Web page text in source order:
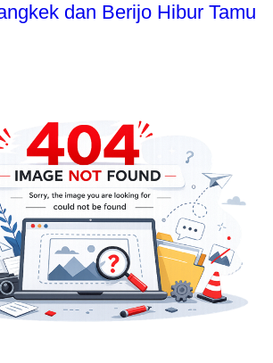
dan Berijo Hibur Tamu